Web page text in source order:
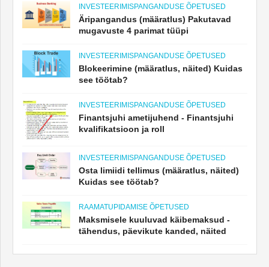
INVESTEERIMISPANGANDUSE ÕPETUSED
Äripangandus (määratlus) Pakutavad
mugavuste 4 parimat tüüpi
INVESTEERIMISPANGANDUSE ÕPETUSED
Blokeerimine (määratlus, näited) Kuidas
see töötab?
INVESTEERIMISPANGANDUSE ÕPETUSED
Finantsjuhi ametijuhend - Finantsjuhi
kvalifikatsioon ja roll
INVESTEERIMISPANGANDUSE ÕPETUSED
Osta limiidi tellimus (määratlus, näited)
Kuidas see töötab?
RAAMATUPIDAMISE ÕPETUSED
Maksmisele kuuluvad käibemaksud -
tähendus, päevikute kanded, näited